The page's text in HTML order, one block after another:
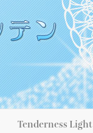
Tenderness Light